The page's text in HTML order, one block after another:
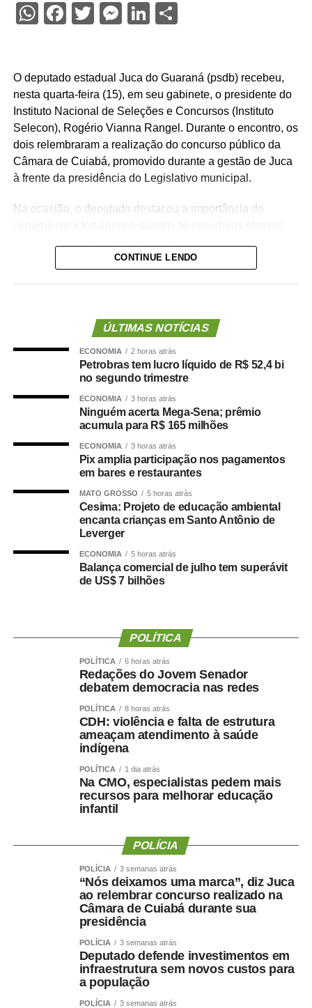
WhatsApp
Facebook
Twitter
Messenger
LinkedIn
Share
O deputado estadual Juca do Guaraná (psdb) recebeu,
nesta quarta-feira (15), em seu gabinete, o presidente do
Instituto Nacional de Seleções e Concursos (Instituto
Selecon), Rogério Vianna Rangel. Durante o encontro, os
dois relembraram a realização do concurso público da
Câmara de Cuiabá, promovido durante a gestão de Juca
à frente da presidência do Legislativo municipal.
Na ocasião, o deputado destacou a importância do
Cuiabá, que é de todos nós mato-grossenses, o
parlamento mais antigo do Centro-Oeste brasileiro”,
O concurso público foi realizado para provimento de
vagas e formação de cadastro de reserva para cargos de
níveis médio e superior, contemplando funções como
confiança depositada no Instituto Selecon e destacou a
forma como o processo foi conduzido.
“Eu, em nome do Selecon, também agradeço ao
deputado porque, de fato, fizemos um concurso histórico,
graças à oportunidade que o Juca nos deu para
presidente da instituição.
Ao final do encontro, Juca reforçou a importância da
valorização do serviço público por meio de concursos
igualdade de oportunidades para todos os candidatos.
COMENTE ABAIXO:
WhatsApp
Facebook
Twitter
Messenger
LinkedIn
Share
CONTINUE LENDO
ÚLTIMAS NOTÍCIAS
ECONOMIA 2 horas atrás
Petrobras tem lucro líquido de R$ 52,4 bi
no segundo trimestre
ECONOMIA 3 horas atrás
Ninguém acerta Mega-Sena; prêmio
acumula para R$ 165 milhões
ECONOMIA 3 horas atrás
Pix amplia participação nos pagamentos
em bares e restaurantes
MATO GROSSO 5 horas atrás
Cesima: Projeto de educação ambiental
encanta crianças em Santo Antônio de
Leverger
ECONOMIA 5 horas atrás
Balança comercial de julho tem superávit
de US$ 7 bilhões
POLÍTICA
POLÍTICA 6 horas atrás
Redações do Jovem Senador
debatem democracia nas redes
POLÍTICA 8 horas atrás
CDH: violência e falta de estrutura
ameaçam atendimento à saúde
indígena
POLÍTICA 1 dia atrás
Na CMO, especialistas pedem mais
recursos para melhorar educação
infantil
POLÍCIA
POLÍCIA 3 semanas atrás
“Nós deixamos uma marca”, diz Juca
ao relembrar concurso realizado na
Câmara de Cuiabá durante sua
presidência
POLÍCIA 3 semanas atrás
Deputado defende investimentos em
infraestrutura sem novos custos para
a população
POLÍCIA 3 semanas atrás